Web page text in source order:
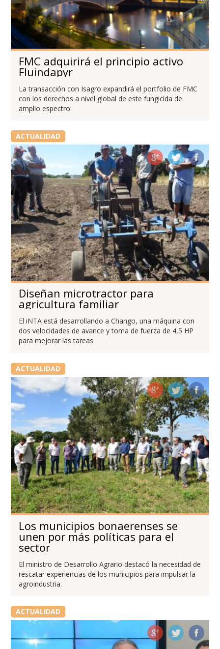
FMC adquirirá el principio activo
Fluindapyr
La transacción con Isagro expandirá el portfolio de FMC
con los derechos a nivel global de este fungicida de
amplio espectro.
ACTUALIDAD
Diseñan microtractor para
agricultura familiar
El iNTA está desarrollando a Chango, una máquina con
dos velocidades de avance y toma de fuerza de 4,5 HP
para mejorar las tareas.
ACTUALIDAD
Los municipios bonaerenses se
unen por más políticas para el
sector
El ministro de Desarrollo Agrario destacó la necesidad de
rescatar experiencias de los municipios para impulsar la
agroindustria.
ACTUALIDAD